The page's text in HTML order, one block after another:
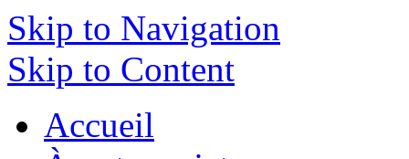
Skip to Navigation
Skip to Content
Accueil